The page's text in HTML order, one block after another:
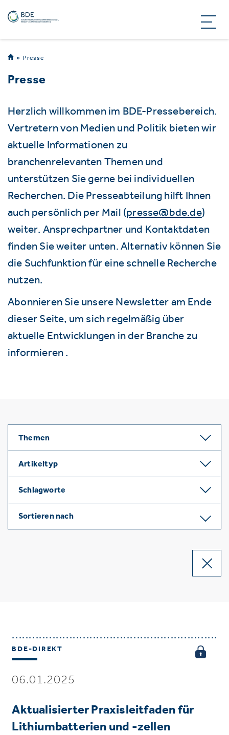
Presse
Presse
Herzlich willkommen im BDE-Pressebereich.
Vertretern von Medien und Politik bieten wir
aktuelle Informationen zu
branchenrelevanten Themen und
unterstützen Sie gerne bei individuellen
Recherchen. Die Presseabteilung hilft Ihnen
auch persönlich per Mail (presse@bde.de)
weiter. Ansprechpartner und Kontaktdaten
finden Sie weiter unten. Alternativ können Sie
die Suchfunktion für eine schnelle Recherche
nutzen.
Abonnieren Sie unsere Newsletter am Ende
dieser Seite, um sich regelmäßig über
aktuelle Entwicklungen in der Branche zu
informieren .
Themen
Artikeltyp
Schlagworte
Sortieren nach
BDE-DIREKT
06.01.2025
Aktualisierter Praxisleitfaden für
Lithiumbatterien und -zellen